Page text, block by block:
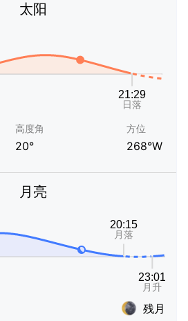
太阳
高度角
20°
方位
268°W
月亮
残月